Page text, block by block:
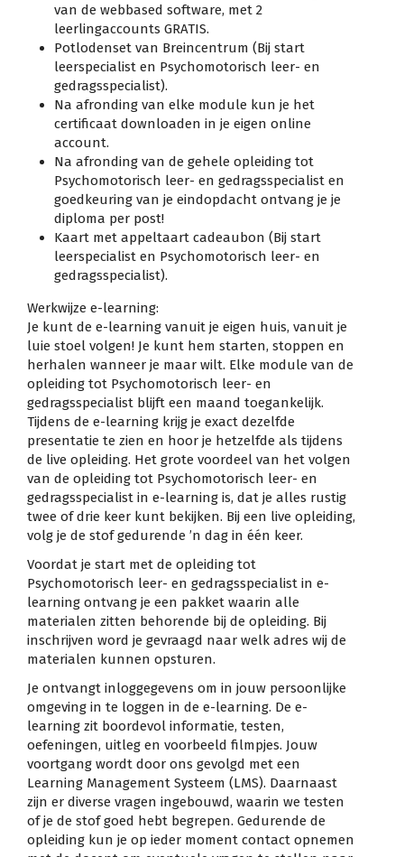
van de webbased software, met 2
leerlingaccounts GRATIS.
Potlodenset van Breincentrum (Bij start
leerspecialist en Psychomotorisch leer- en
gedragsspecialist).
Na afronding van elke module kun je het
certificaat downloaden in je eigen online
account.
Na afronding van de gehele opleiding tot
Psychomotorisch leer- en gedragsspecialist en
goedkeuring van je eindopdacht ontvang je je
diploma per post!
Kaart met appeltaart cadeaubon (Bij start
leerspecialist en Psychomotorisch leer- en
gedragsspecialist).
Werkwijze e-learning:
Je kunt de e-learning vanuit je eigen huis, vanuit je
luie stoel volgen! Je kunt hem starten, stoppen en
herhalen wanneer je maar wilt. Elke module van de
opleiding tot Psychomotorisch leer- en
gedragsspecialist blijft een maand toegankelijk.
Tijdens de e-learning krijg je exact dezelfde
presentatie te zien en hoor je hetzelfde als tijdens
de live opleiding. Het grote voordeel van het volgen
van de opleiding tot Psychomotorisch leer- en
gedragsspecialist in e-learning is, dat je alles rustig
twee of drie keer kunt bekijken. Bij een live opleiding,
volg je de stof gedurende ’n dag in één keer.
Voordat je start met de opleiding tot
Psychomotorisch leer- en gedragsspecialist in e-
learning ontvang je een pakket waarin alle
materialen zitten behorende bij de opleiding. Bij
inschrijven word je gevraagd naar welk adres wij de
materialen kunnen opsturen.
Je ontvangt inloggegevens om in jouw persoonlijke
omgeving in te loggen in de e-learning. De e-
learning zit boordevol informatie, testen,
oefeningen, uitleg en voorbeeld filmpjes. Jouw
voortgang wordt door ons gevolgd met een
Learning Management Systeem (LMS). Daarnaast
zijn er diverse vragen ingebouwd, waarin we testen
of je de stof goed hebt begrepen. Gedurende de
opleiding kun je op ieder moment contact opnemen